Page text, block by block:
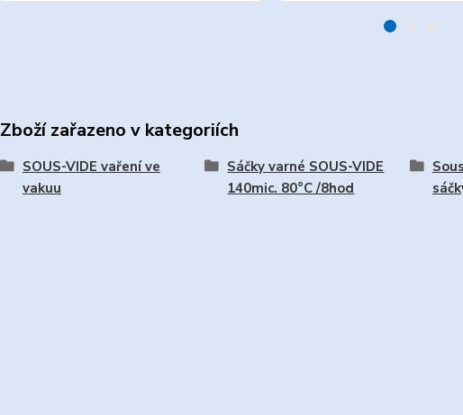
Zboží zařazeno v kategoriích
SOUS-VIDE vaření ve
vakuu
Sáčky varné SOUS-VIDE
140mic. 80°C /8hod